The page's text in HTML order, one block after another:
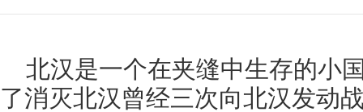
北汉是一个在夹缝中生存的小
了消灭北汉曾经三次向北汉发动